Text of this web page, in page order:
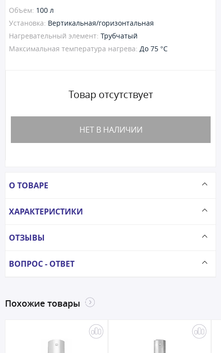
Объем: 100 л
Установка: Вертикальная/горизонтальная
Нагревательный элемент: Трубчатый
Максимальная температура нагрева: До 75 °С
Товар отсутствует
НЕТ В НАЛИЧИИ
О ТОВАРЕ
ХАРАКТЕРИСТИКИ
ОТЗЫВЫ
ВОПРОС - ОТВЕТ
Похожие товары